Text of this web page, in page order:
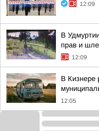
12:09
В
прав и
12:09
В Кизнере
12:05